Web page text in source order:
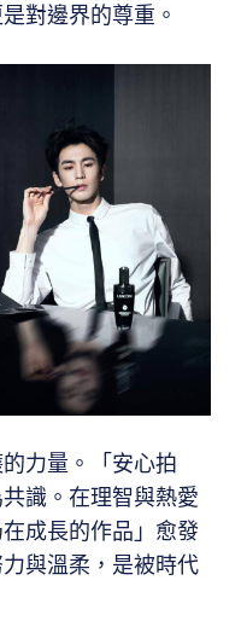
對邊界的尊重。
力量。「安心拍
識。在理智與熱愛
成長的作品」愈發
與溫柔，是被時代